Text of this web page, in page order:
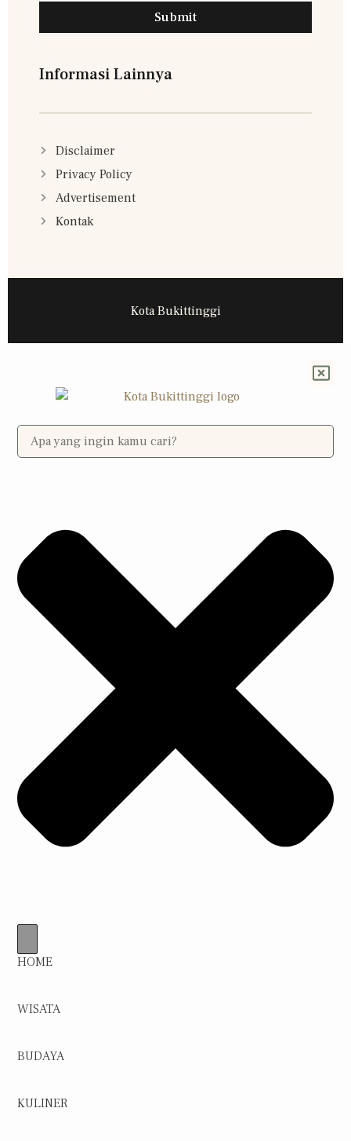
Submit
Informasi Lainnya
Disclaimer
Privacy Policy
Advertisement
Kontak
Kota Bukittinggi
HOME
WISATA
BUDAYA
KULINER